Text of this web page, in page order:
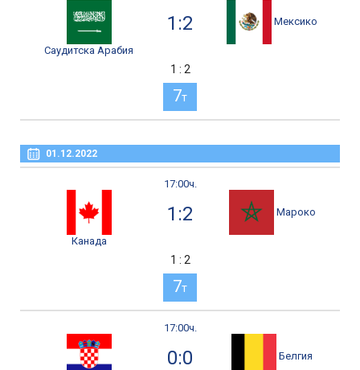
Саудитска Арабия
1:2 Мексико
1 : 2
7т
01.12.2022
17:00ч.
Канада
1:2 Мароко
1 : 2
7т
17:00ч.
0:0 Белгия